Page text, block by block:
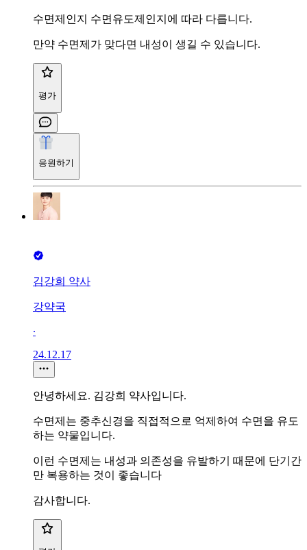
수면제인지 수면유도제인지에 따라 다릅니다.
만약 수면제가 맞다면 내성이 생길 수 있습니다.
평가
응원하기
김강희 약사
강약국
∙
24.12.17
안녕하세요. 김강희 약사입니다.
수면제는 중추신경을 직접적으로 억제하여 수면을 유도
하는 약물입니다.
이런 수면제는 내성과 의존성을 유발하기 때문에 단기간
만 복용하는 것이 좋습니다
감사합니다.